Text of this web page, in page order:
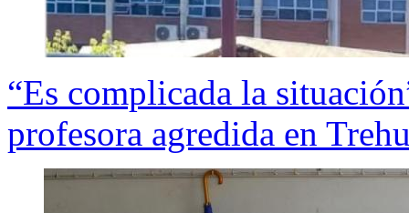
“Es complicada la
profesora agredida en